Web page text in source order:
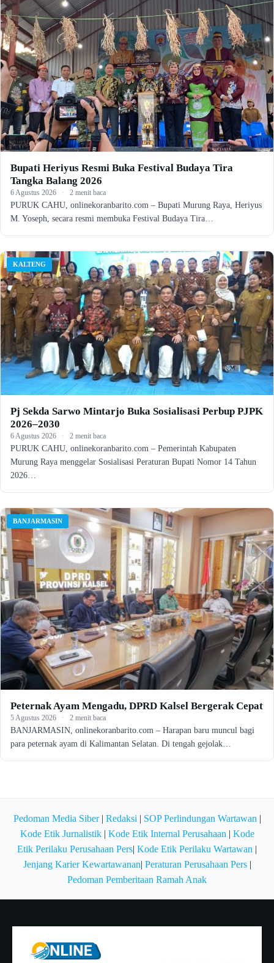
Bupati Heriyus Resmi Buka Festival Budaya Tira
Tangka Balang 2026
6 Agustus 2026 · 2 menit baca
PURUK CAHU, onlinekoranbarito.com – Bupati Murung Raya, Heriyus
M. Yoseph, secara resmi membuka Festival Budaya Tira…
KALTENG
Pj Sekda Sarwo Mintarjo Buka Sosialisasi Perbup PJPK
2026–2030
6 Agustus 2026 · 2 menit baca
PURUK CAHU, onlinekoranbarito.com – Pemerintah Kabupaten
Murung Raya menggelar Sosialisasi Peraturan Bupati Nomor 14 Tahun
2026…
BANJARMASIN
Peternak Ayam Mengadu, DPRD Kalsel Bergerak Cepat
5 Agustus 2026 · 2 menit baca
BANJARMASIN, onlinekoranbarito.com – Harapan baru muncul bagi
para peternak ayam di Kalimantan Selatan. Di tengah gejolak…
Pedoman Media Siber| Redaksi | SOP Perlindungan Wartawan |
Kode Etik Jurnalistik| Kode Etik Internal Perusahaan | Kode
Etik Perilaku Perusahaan Pers| Kode Etik Perilaku Wartawan |
Jenjang Karier Kewartawanan| Peraturan Perusahaan Pers|
Pedoman Pemberitaan Ramah Anak